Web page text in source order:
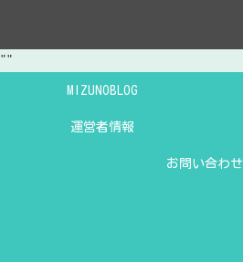
""
MIZUNOBLOG
運営者情報
お問い合わせ